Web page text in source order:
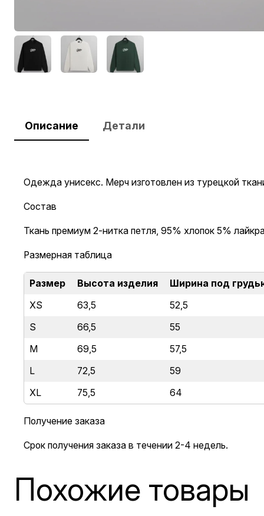
Описание Детали
Одежда унисекс. Мерч изготовлен из турецкой
Состав
Ткань премиум 2-нитка петля, 95% хлопок 5%
Размерная таблица
Размер Высота изделия Ширина под
XS
63,5 52,5
S
66,5 55
M
69,5 57,5
L
72,5 59
XL
75,5 64
Получение заказа
Срок получения заказа в течении 2-4 недель.
Похожие товары